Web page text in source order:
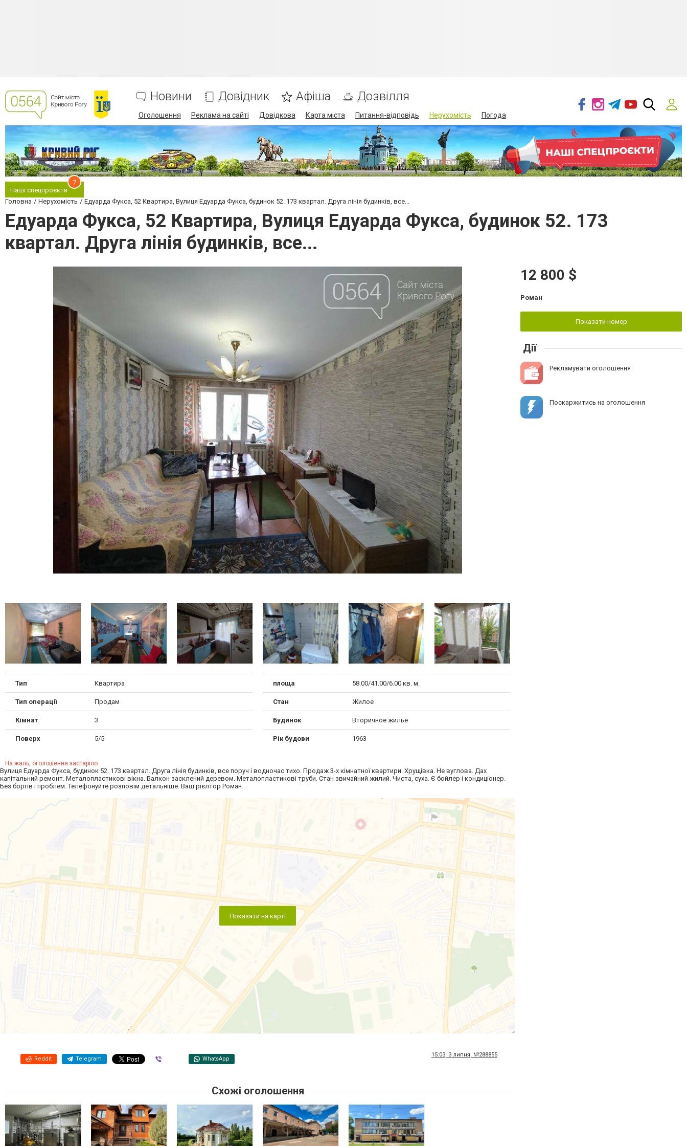
Новини Довідник Афіша Дозвілля
Оголошення Реклама на сайті Довідкова Карта міста Питання-відповідь Нерухомість Погода
Наші спецпроєкти
7
Головна Нерухомість Едуарда Фукса, 52 Квартира, Вулиця Едуарда Фукса, будинок 52. 173 квартал. Друга лінія будинків, все...
Едуарда Фукса, 52 Квартира, Вулиця Едуарда Фукса, будинок 52. 173
квартал. Друга лінія будинків, все...
Тип Квартира
Тип операції Продам
Кімнат 3
Поверх 5/5
площа 58.00/41.00/6.00 кв. м.
Стан Жилое
Будинок Вторичное жилье
Рік будови 1963
На жаль, оголошення застаріло
Вулиця Едуарда Фукса, будинок 52. 173 квартал. Друга лінія будинків, все поруч і водночас тихо. Продаж 3-х кімнатної квартири. Хрущівка. Не вуглова. Дах
капітальний ремонт. Металопластикові вікна. Балкон засклений деревом. Металопластикові труби. Стан звичайний жилий. Чиста, суха. Є бойлер і кондиціонер.
Без боргів і проблем. Телефонуйте розповім детальніше. Ваш рієлтор Роман.
Показати на карті
Reddit Telegram WhatsApp
15:03, 3 липня, №288855
12 800 $
Роман
Показати номер
Дії
Рекламувати оголошення
Поскаржитись на оголошення
Схожі оголошення